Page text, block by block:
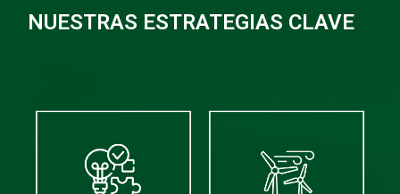
NUESTRAS ESTRATEGIAS CLAVE